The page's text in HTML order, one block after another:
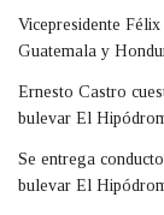
Vicepresidente
Guatemala y
Ernesto Castro
bulevar El
Se entrega
bulevar El